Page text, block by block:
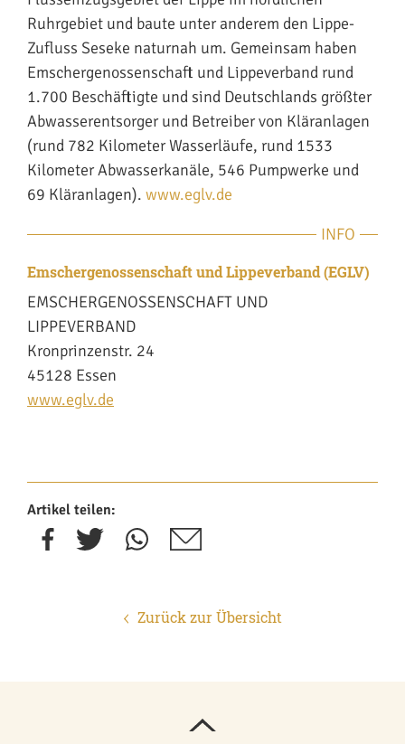
Ruhrgebiet und baute unter anderem den Lippe-
Zufluss Seseke naturnah um. Gemeinsam haben
Emschergenossenschaft und Lippeverband rund
1.700 Beschäftigte und sind Deutschlands größter
Abwasserentsorger und Betreiber von Kläranlagen
(rund 782 Kilometer Wasserläufe, rund 1533
Kilometer Abwasserkanäle, 546 Pumpwerke und
69 Kläranlagen). www.eglv.de
INFO
Emschergenossenschaft und Lippeverband (EGLV)
EMSCHERGENOSSENSCHAFT UND
LIPPEVERBAND
Kronprinzenstr. 24
45128 Essen
www.eglv.de
Artikel teilen:
Zurück zur Übersicht